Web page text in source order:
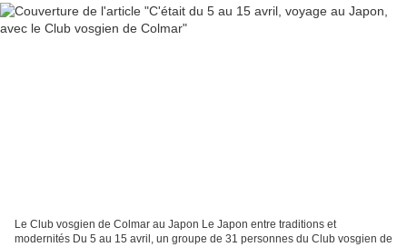
Le Club vosgien de Colmar au Japon Le Japon entre traditions et
modernités Du 5 au 15 avril, un groupe de 31 personnes du Club vosgien de